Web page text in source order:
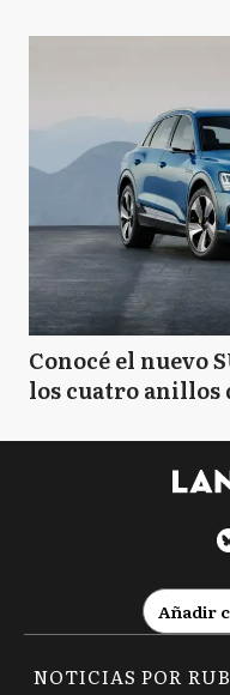
Conocé el nuevo
los cuatro anillos
Añadir
NOTICIAS POR